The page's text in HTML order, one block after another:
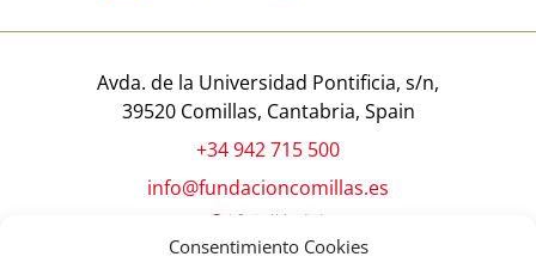
Consentimiento Cookies
Avda. de la Universidad Pontificia, s/n,
39520 Comillas, Cantabria, Spain
+34 942 715 500
info@fundacioncomillas.es